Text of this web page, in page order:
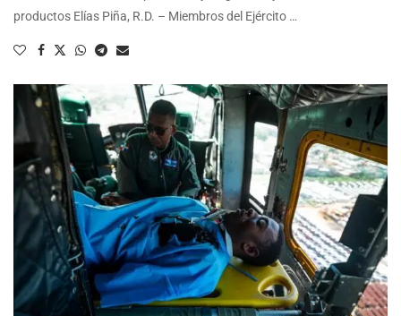
productos Elías Piña, R.D. – Miembros del Ejército …